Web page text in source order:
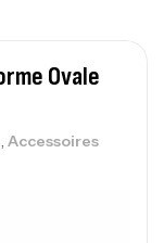
Ovale
, Accessoires